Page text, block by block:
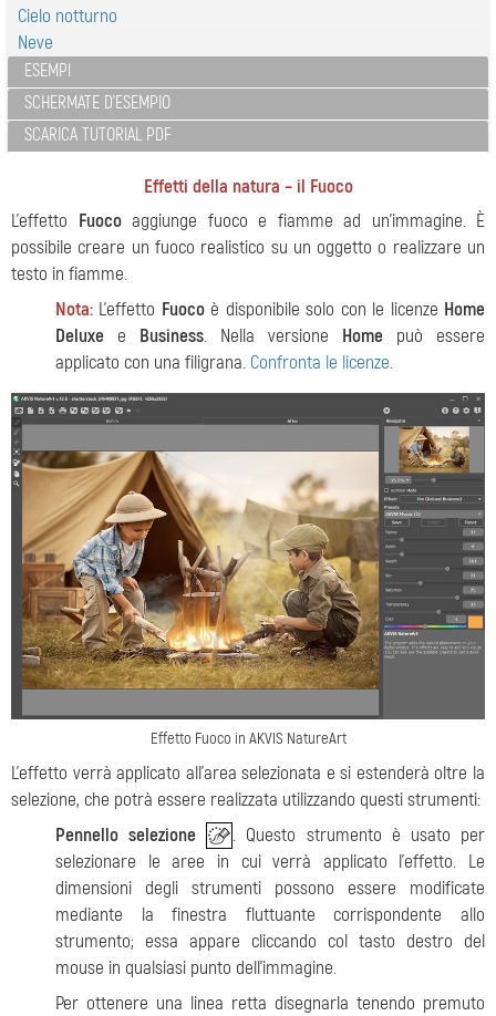
Cielo notturno
Neve
ESEMPI
SCHERMATE D'ESEMPIO
SCARICA TUTORIAL PDF
Effetti della natura – il Fuoco
L'effetto Fuocoaggiunge fuoco e fiamme ad un'immagine. È
possibile creare un fuoco realistico su un oggetto o realizzare un
testo in fiamme.
Nota: L’effetto Fuocoè disponibile solo con le licenze Home
Deluxe e Business. Nella versione Home può essere
applicato con una filigrana. Confronta le licenze.
Effetto Fuoco in AKVIS NatureArt
L'effetto verrà applicato all’area selezionata e si estenderà oltre la
selezione, che potrà essere realizzata utilizzando questi strumenti:
Pennello selezione
. Questo strumento è usato per
selezionare le aree in cui verrà applicato l'effetto. Le
dimensioni degli strumenti possono essere modificate
mediante la finestra fluttuante corrispondente allo
strumento; essa appare cliccando col tasto destro del
mouse in qualsiasi punto dell'immagine.
Per ottenere una linea retta disegnarla tenendo premuto